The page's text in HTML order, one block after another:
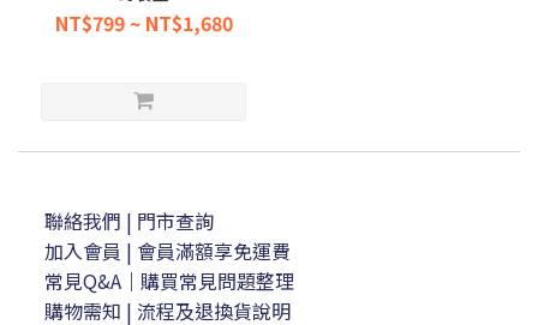
NT$799 ~ NT$1,680
聯絡我們 | 門市查詢
加入會員 | 會員滿額享免運費
常見Q&A｜購買常見問題整理
購物需知 | 流程及退換貨說明